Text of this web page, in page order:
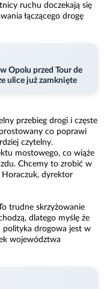
ruchu doczekają się
łączącego drogę
Opolu przed Tour de
ulice już zamknięte
przebieg drogi i częste
co poprawi
czytelny.
mostowego, co wiąże
Chcemy to zrobić w
dyrektor
trudne skrzyżowanie
dlatego myślę że
polityka drogowa jest w
województwa